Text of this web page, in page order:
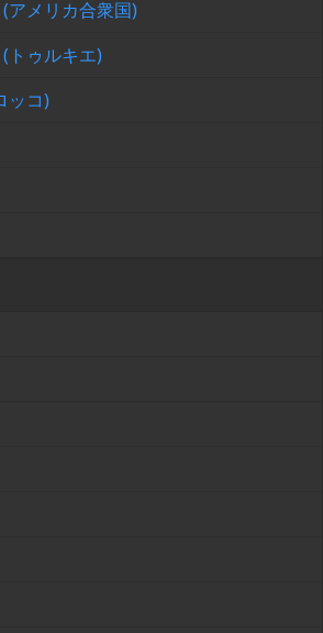
アメリカ合衆国)
トゥルキエ)
ッコ)